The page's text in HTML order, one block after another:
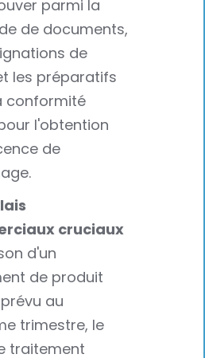
parmi la
de documents,
de
les préparatifs
conformité
l'obtention
de
cruciaux
d'un
de produit
au
trimestre, le
traitement